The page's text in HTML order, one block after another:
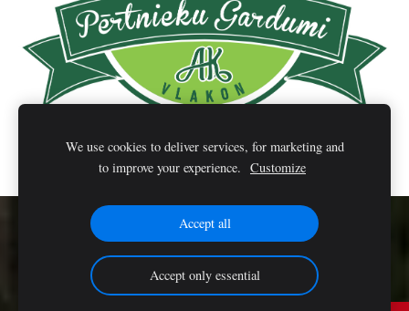
Cookies
We use cookies to deliver services, for marketing and
to improve your experience. Customize
Accept all
Accept only essential